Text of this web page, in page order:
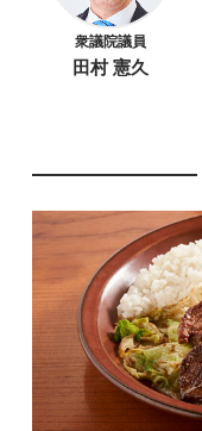
衆議院議員
田村 憲久